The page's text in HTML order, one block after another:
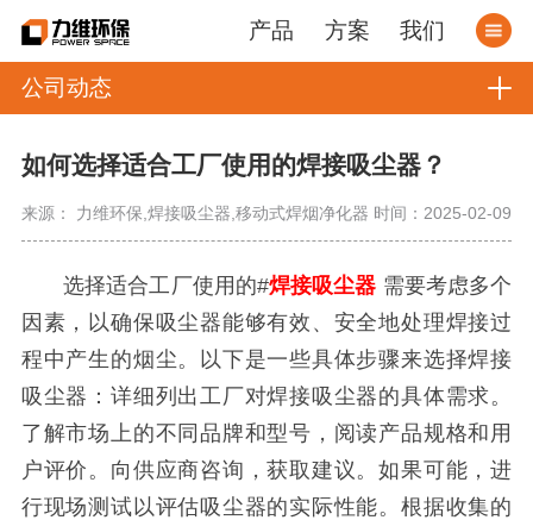
产品 方案 我们
公司动态
如何选择适合工厂使用的焊接吸尘器？
来源： 力维环保,焊接吸尘器,移动式焊烟净化器 时间：2025-02-09
选择适合工厂使用的#焊接吸尘器 需要考虑多个
因素，以确保吸尘器能够有效、安全地处理焊接过
程中产生的烟尘。以下是一些具体步骤来选择焊接
吸尘器：详细列出工厂对焊接吸尘器的具体需求。
了解市场上的不同品牌和型号，阅读产品规格和用
户评价。向供应商咨询，获取建议。如果可能，进
行现场测试以评估吸尘器的实际性能。根据收集的